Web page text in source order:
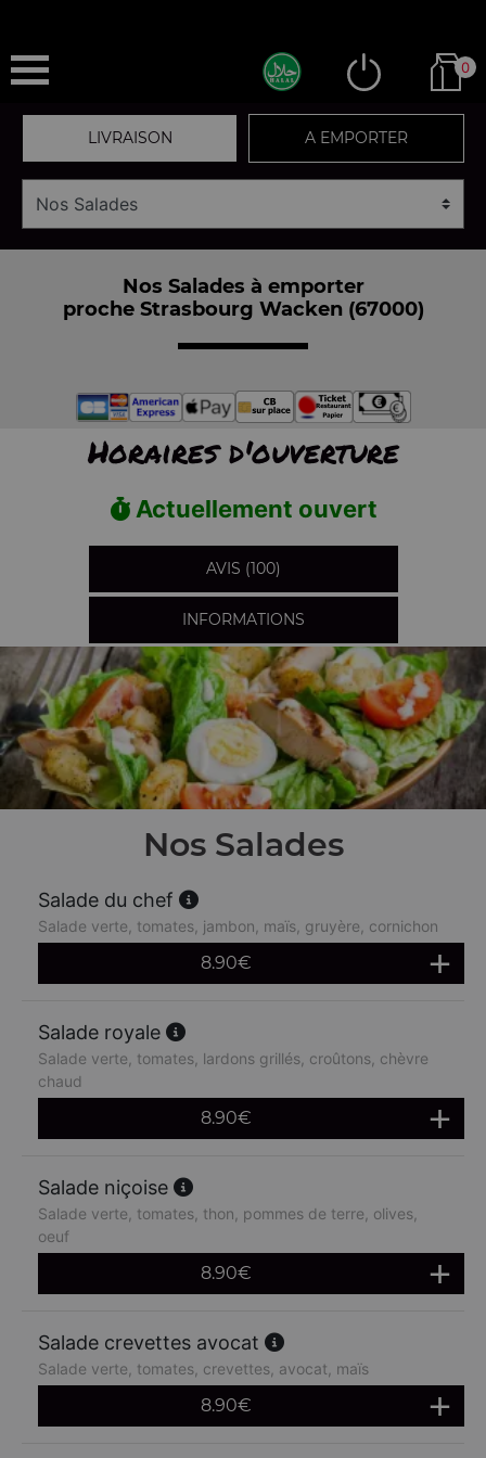
0
LIVRAISON A EMPORTER
Nos Salades à emporter
proche Strasbourg Wacken (67000)
Horaires d'ouverture
Actuellement ouvert
AVIS (100)
INFORMATIONS
Nos Salades
Salade du chef
Salade verte, tomates, jambon, maïs, gruyère, cornichon
8.90€
Salade royale
Salade verte, tomates, lardons grillés, croûtons, chèvre
chaud
8.90€
Salade niçoise
Salade verte, tomates, thon, pommes de terre, olives,
oeuf
8.90€
Salade crevettes avocat
Salade verte, tomates, crevettes, avocat, maïs
8.90€